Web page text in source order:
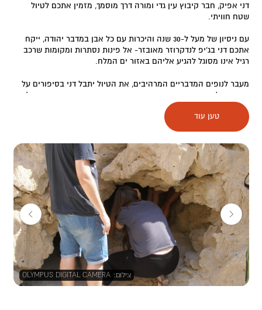
דני אפיק, חבר קיבוץ עין גדי ומורה דרך מוסמך, מזמין אתכם לטיול
שטח חוויתי.
עם ניסיון של מעל ל-30 שנה והיכרות עם כל אבן במדבר יהודה, ייקח
אתכם דני בג’יפ לנדקרוזר מאובזר- אל פינות נסתרות ומקומות שרכב
רגיל אינו מסוגל להגיע אליהם באזור ים המלח.
מעבר לנופים המדבריים המרהיבים, את הטיול יתבל דני בסיפורים על
האזור, על התפתחות האנושות במדבר, סיפורי דת ומורשת, מידע על
הצמחייה המקומית וישפוך אור על התופעות הגיאולוגיות הייחודיות של
האזור.
ולחוות את החוויה המדברית על כל גווניה.
מתאים למשפחות, זוגות וקבוצות.
טען עוד
צילום:
OLYMPUS DIGITAL CAMERA